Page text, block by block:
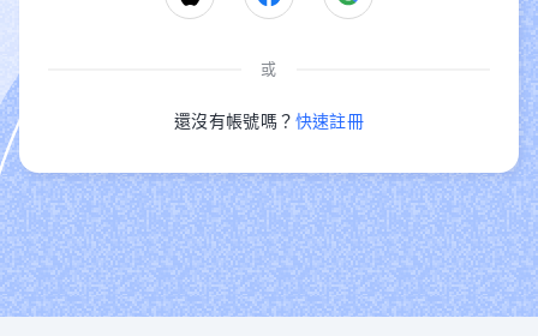
或
還沒有帳號嗎？ 快速註冊